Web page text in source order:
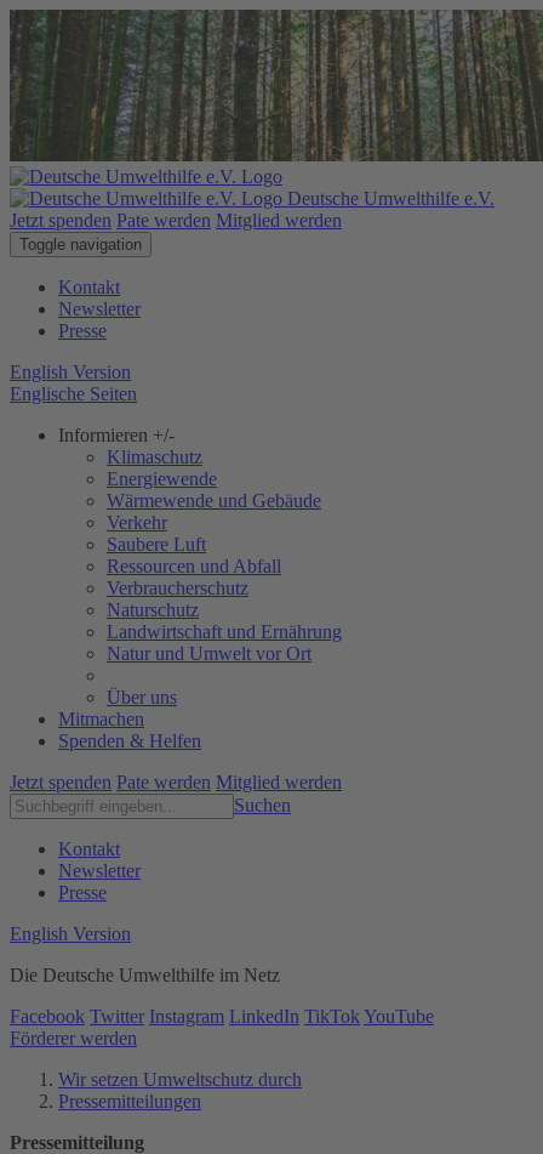
Deutsche Umwelthilfe e.V.
Jetzt spenden Pate werden Mitglied werden
Toggle navigation
Kontakt
Newsletter
Presse
English Version
Englische Seiten
Informieren +/-
Klimaschutz
Energiewende
Wärmewende und Gebäude
Verkehr
Saubere Luft
Ressourcen und Abfall
Verbraucherschutz
Naturschutz
Landwirtschaft und Ernährung
Natur und Umwelt vor Ort
Über uns
Mitmachen
Spenden & Helfen
Jetzt spenden Pate werden Mitglied werden
Suchen
Kontakt
Newsletter
Presse
English Version
Die Deutsche Umwelthilfe im Netz
Facebook Twitter Instagram LinkedIn TikTok YouTube
Förderer werden
Wir setzen Umweltschutz durch
Pressemitteilungen
Pressemitteilung